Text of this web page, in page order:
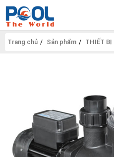
Trang chủ Sản phẩm THIẾT BỊ